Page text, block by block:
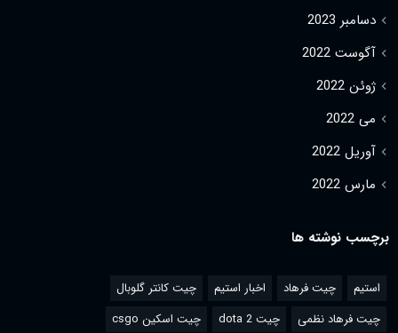
دسامبر 2023
آگوست 2022
ژوئن 2022
می 2022
آوریل 2022
مارس 2022
برچسب نوشته ها
استیم چیت فرهاد اخبار استیم
چیت کانتر گلوبال
چیت فرهاد نظمی
چیت dota 2 چیت اسکین csgo